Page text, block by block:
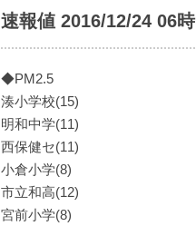
速報値 2016/12/24 06時
◆PM2.5
湊小学校(15)
明和中学(11)
西保健セ(11)
小倉小学(8)
市立和高(12)
宮前小学(8)